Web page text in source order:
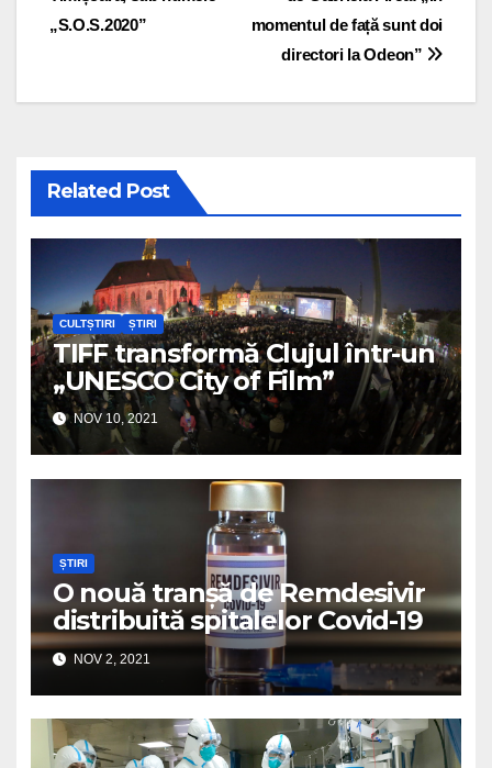
momentul de față sunt doi
directori la Odeon”
„S.O.S.2020”
Related Post
CULTȘTIRI ȘTIRI
TIFF transformă Clujul într-un
„UNESCO City of Film”
NOV 10, 2021
ȘTIRI
O nouă tranșă de Remdesivir
distribuită spitalelor Covid-19
NOV 2, 2021